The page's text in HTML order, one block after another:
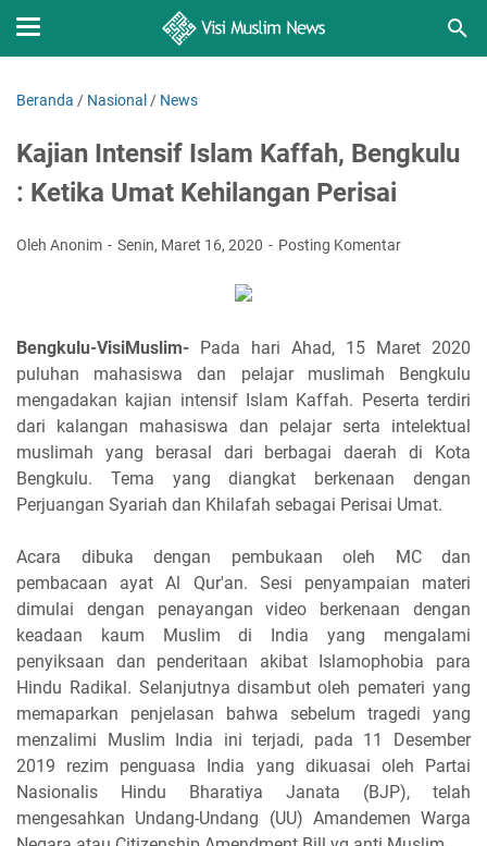
Beranda / Nasional / News
Kajian Intensif Islam Kaffah, Bengkulu
: Ketika Umat Kehilangan Perisai
Oleh Anonim Senin, Maret 16, 2020 Posting Komentar
Bengkulu-VisiMuslim- Pada hari Ahad, 15 Maret 2020
puluhan mahasiswa dan pelajar muslimah Bengkulu
mengadakan kajian intensif Islam Kaffah. Peserta terdiri
dari kalangan mahasiswa dan pelajar serta intelektual
muslimah yang berasal dari berbagai daerah di Kota
Bengkulu. Tema yang diangkat berkenaan dengan
Perjuangan Syariah dan Khilafah sebagai Perisai Umat.
Acara dibuka dengan pembukaan oleh MC dan
pembacaan ayat Al Qur'an. Sesi penyampaian materi
dimulai dengan penayangan video berkenaan dengan
keadaan kaum Muslim di India yang mengalami
penyiksaan dan penderitaan akibat Islamophobia para
Hindu Radikal. Selanjutnya disambut oleh pemateri yang
memaparkan penjelasan bahwa sebelum tragedi yang
menzalimi Muslim India ini terjadi, pada 11 Desember
2019 rezim penguasa India yang dikuasai oleh Partai
Nasionalis Hindu Bharatiya Janata (BJP), telah
mengesahkan Undang-Undang (UU) Amandemen Warga